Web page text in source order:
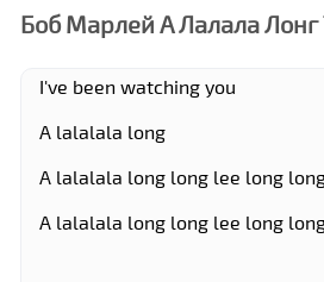
Боб Марлей А Лалала Лонг
I've been watching you
A lalalala long
A lalalala long long lee long
A lalalala long long lee long